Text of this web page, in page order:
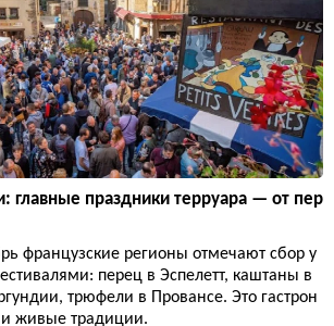
главные праздники терруара — от пер
французские регионы отмечают сбор у
перец в Эспелетт, каштаны в
трюфели в Провансе. Это гастрон
живые традиции.